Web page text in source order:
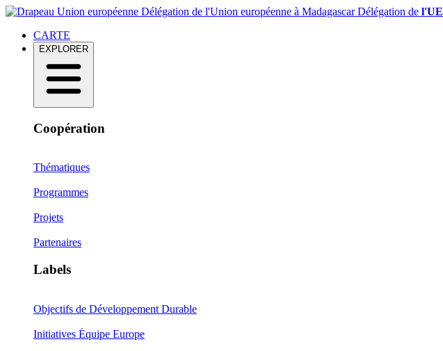
Délégation de l'Union européenne à MadagascarDélégation de l'UE
CARTE
EXPLORER
Coopération
Thématiques
Programmes
Projets
Partenaires
Labels
Objectifs de Développement Durable
Initiatives Équipe Europe